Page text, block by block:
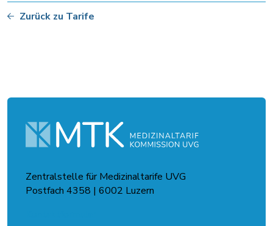
Zurück zu Tarife
Zentralstelle für Medizinaltarife UVG
Postfach 4358 | 6002 Luzern